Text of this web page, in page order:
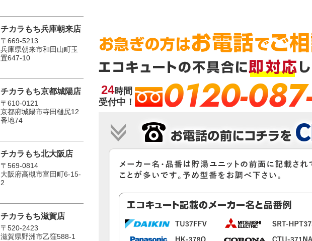
24時間
受付中！
0120-
チカラもち兵庫朝来店
〒669-5213
兵庫県朝来市和田山町玉
置647-10
チカラもち京都城陽店
〒610-0121
京都府城陽市寺田樋尻12
番地74
チカラもち北大阪店
〒569-0814
大阪府高槻市富田町6-15-
2
チカラもち滋賀店
〒520-2423
滋賀県野洲市乙窪588-1